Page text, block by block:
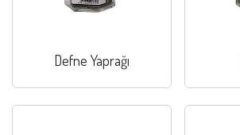
Defne Yaprağı